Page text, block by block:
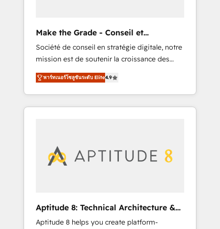
objectifs d’entreprise. Grâce à une
méthodologie éprouvée auprès de plus de
400 clients, nous comprenons rapidement
vos enjeux et intégrons parfaitement
HubSpot dans votre organisation. Pour toute
question technique ou besoin de
structuration de votre projet HubSpot,
Make the Grade - Conseil et
intégrateur HubSpot
Société de conseil en stratégie digitale, notre
mission est de soutenir la croissance des
entreprises B2B à travers l’acquisition de
nouveaux clients, l'intégration CRM et le
développement des revenus auprès de vos
comptes existants. En France et à
digitale et des startups florissantes. Nos 3
grandes expertises sont : ➤ L’intégration de
synchronisation API, audit et maintenance) ➤
La création de sites internet de conversion
พาร์ทเนอร์โซลูชันระดับ Elite4.9
Aptitude 8: Technical Architecture &
Deployment
Aptitude 8 helps you create platform-